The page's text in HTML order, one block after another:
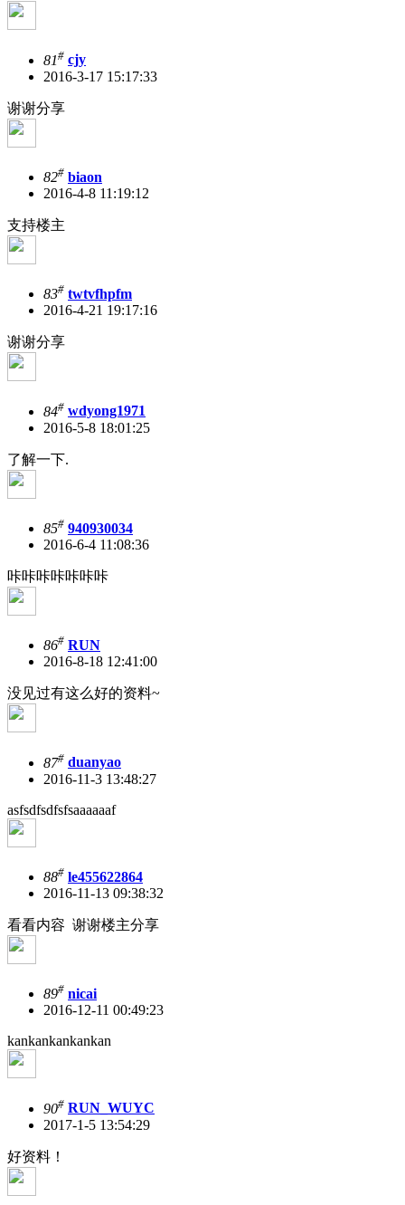
81# cjy
2016-3-17 15:17:33
谢谢分享
82# biaon
2016-4-8 11:19:12
支持楼主
83# twtvfhpfm
2016-4-21 19:17:16
谢谢分享
84# wdyong1971
2016-5-8 18:01:25
了解一下.
85# 940930034
2016-6-4 11:08:36
咔咔咔咔咔咔咔
86# RUN
2016-8-18 12:41:00
没见过有这么好的资料~
87# duanyao
2016-11-3 13:48:27
asfsdfsdfsfsaaaaaaf
88# le455622864
2016-11-13 09:38:32
看看内容 谢谢楼主分享
89# nicai
2016-12-11 00:49:23
kankankankankan
90# RUN_WUYC
2017-1-5 13:54:29
好资料！